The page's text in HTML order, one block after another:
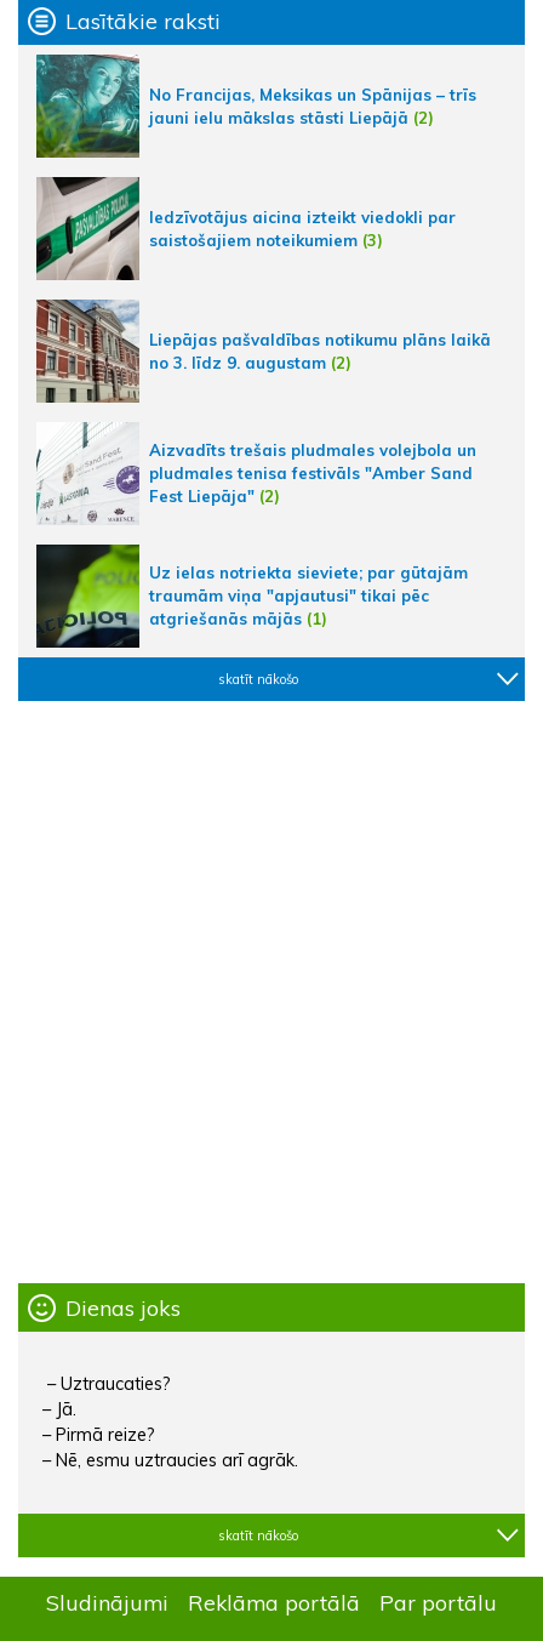
Lasītākie raksti
No Francijas, Meksikas un Spānijas – trīs
jauni ielu mākslas stāsti Liepājā (2)
Iedzīvotājus aicina izteikt viedokli par
saistošajiem noteikumiem (3)
Liepājas pašvaldības notikumu plāns laikā
no 3. līdz 9. augustam (2)
Aizvadīts trešais pludmales volejbola un
pludmales tenisa festivāls "Amber Sand
Fest Liepāja" (2)
Uz ielas notriekta sieviete; par gūtajām
traumām viņa "apjautusi" tikai pēc
atgriešanās mājās (1)
skatīt nākošo
Dienas joks
– Uztraucaties?
– Jā.
– Pirmā reize?
– Nē, esmu uztraucies arī agrāk.
skatīt nākošo
Sludinājumi Reklāma portālā
Par portālu